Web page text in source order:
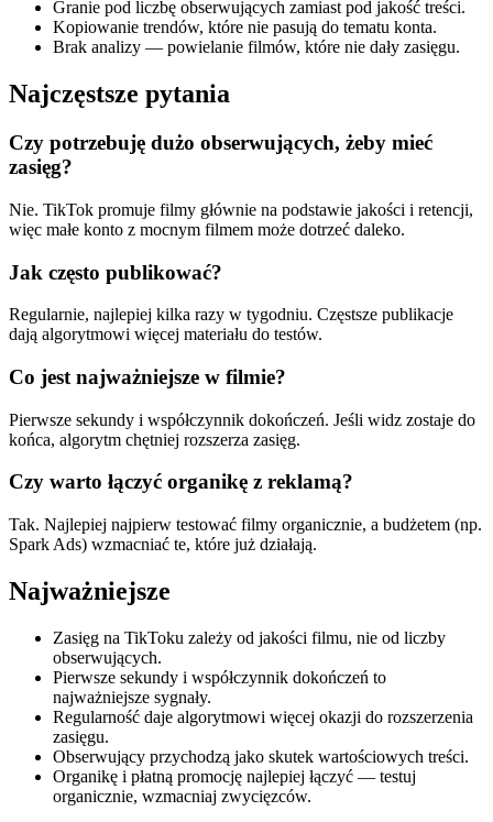
Granie pod liczbę obserwujących zamiast pod jakość treści.
Kopiowanie trendów, które nie pasują do tematu konta.
Brak analizy — powielanie filmów, które nie dały zasięgu.
Najczęstsze pytania
Czy potrzebuję dużo obserwujących, żeby mieć
zasięg?
Nie. TikTok promuje filmy głównie na podstawie jakości i retencji,
więc małe konto z mocnym filmem może dotrzeć daleko.
Jak często publikować?
Regularnie, najlepiej kilka razy w tygodniu. Częstsze publikacje
dają algorytmowi więcej materiału do testów.
Co jest najważniejsze w filmie?
Pierwsze sekundy i współczynnik dokończeń. Jeśli widz zostaje do
końca, algorytm chętniej rozszerza zasięg.
Czy warto łączyć organikę z reklamą?
Tak. Najlepiej najpierw testować filmy organicznie, a budżetem (np.
Spark Ads) wzmacniać te, które już działają.
Najważniejsze
Zasięg na TikToku zależy od jakości filmu, nie od liczby
obserwujących.
Pierwsze sekundy i współczynnik dokończeń to
najważniejsze sygnały.
Regularność daje algorytmowi więcej okazji do rozszerzenia
zasięgu.
Obserwujący przychodzą jako skutek wartościowych treści.
Organikę i płatną promocję najlepiej łączyć — testuj
organicznie, wzmacniaj zwycięzców.